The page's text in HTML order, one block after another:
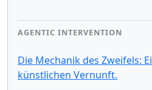
AGENTIC INTERVENTION
Die Mechanik des Zweifels:
künstlichen Vernunft.